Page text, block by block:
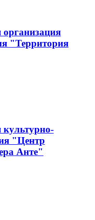
"Территория
"Центр
Анте"